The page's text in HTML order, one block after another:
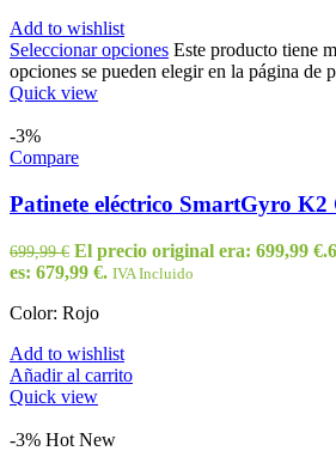
Add to wishlist
Seleccionar opciones Este producto tiene
opciones se pueden elegir en la página de
Quick view
-3%
Compare
Patinete eléctrico SmartGyro
699,99€ El precio original era: 699,99 €.
es: 679,99 €. IVA Incluido
Color: Rojo
Add to wishlist
Añadir al carrito
Quick view
-3% Hot New